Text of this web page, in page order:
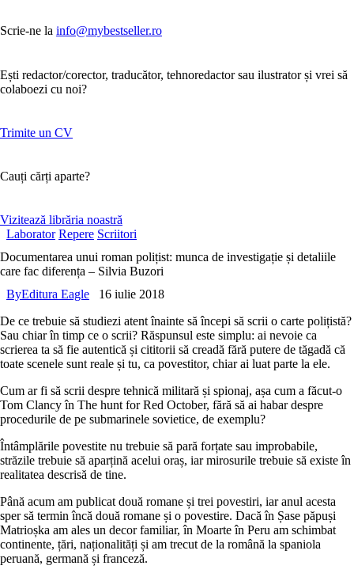
Scrie-ne la info@mybestseller.ro
Ești redactor/corector, traducător, tehnoredactor sau ilustrator și vrei să
colaboezi cu noi?
Trimite un CV
Cauți cărți aparte?
Vizitează librăria noastră
Laborator Repere Scriitori
Documentarea unui roman polițist: munca de investigație și detaliile
care fac diferența – Silvia Buzori
ByEditura Eagle
16 iulie 2018
De ce trebuie să studiezi atent înainte să începi să scrii o carte polițistă?
Sau chiar în timp ce o scrii? Răspunsul este simplu: ai nevoie ca
scrierea ta să fie autentică și cititorii să creadă fără putere de tăgadă că
toate scenele sunt reale și tu, ca povestitor, chiar ai luat parte la ele.
Cum ar fi să scrii despre tehnică militară și spionaj, așa cum a făcut-o
Tom Clancy în The hunt for Red October, fără să ai habar despre
procedurile de pe submarinele sovietice, de exemplu?
Întâmplările povestite nu trebuie să pară forțate sau improbabile,
străzile trebuie să aparțină acelui oraș, iar mirosurile trebuie să existe în
realitatea descrisă de tine.
Până acum am publicat două romane și trei povestiri, iar anul acesta
sper să termin încă două romane și o povestire. Dacă în Șase păpuși
Matrioșka am ales un decor familiar, în Moarte în Peru am schimbat
continente, țări, naționalități și am trecut de la română la spaniola
peruană, germană și franceză.